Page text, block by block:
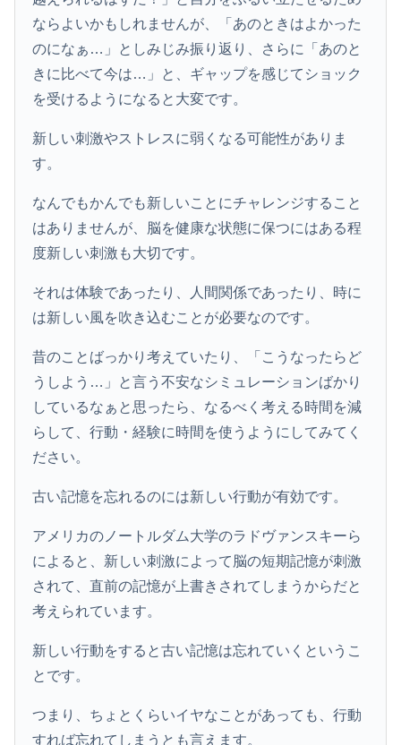
ならよいかもしれませんが、「あのときはよかった
のになぁ…」としみじみ振り返り、さらに「あのと
きに比べて今は…」と、ギャップを感じてショック
を受けるようになると大変です。
新しい刺激やストレスに弱くなる可能性がありま
す。
なんでもかんでも新しいことにチャレンジすること
はありませんが、脳を健康な状態に保つにはある程
度新しい刺激も大切です。
それは体験であったり、人間関係であったり、時に
は新しい風を吹き込むことが必要なのです。
昔のことばっかり考えていたり、「こうなったらど
うしよう…」と言う不安なシミュレーションばかり
しているなぁと思ったら、なるべく考える時間を減
らして、行動・経験に時間を使うようにしてみてく
ださい。
古い記憶を忘れるのには新しい行動が有効です。
アメリカのノートルダム大学のラドヴァンスキーら
によると、新しい刺激によって脳の短期記憶が刺激
されて、直前の記憶が上書きされてしまうからだと
考えられています。
新しい行動をすると古い記憶は忘れていくというこ
とです。
つまり、ちょとくらいイヤなことがあっても、行動
すれば忘れてしまうとも言えます。